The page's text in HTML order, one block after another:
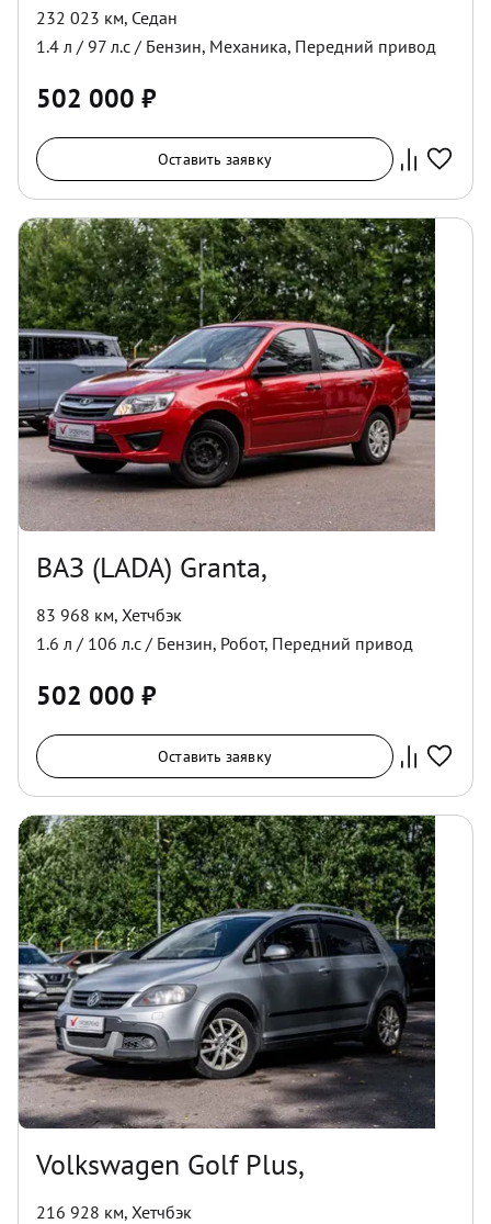
232 023 км, Седан
1.4 л / 97 л.с / Бензин, Механика, Передний привод
502 000 ₽
Оставить заявку
ВАЗ (LADA) Granta,
83 968 км, Хетчбэк
1.6 л / 106 л.с / Бензин, Робот, Передний привод
502 000 ₽
Оставить заявку
Volkswagen Golf Plus,
216 928 км, Хетчбэк